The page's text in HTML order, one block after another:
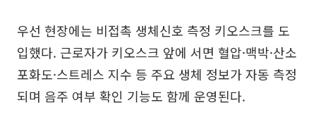
우선 현장에는 비접촉 생체신호 측정 키오스크를 도
입했다. 근로자가 키오스크 앞에 서면 혈압·맥박·산소
포화도·스트레스 지수 등 주요 생체 정보가 자동 측정
되며 음주 여부 확인 기능도 함께 운영된다.